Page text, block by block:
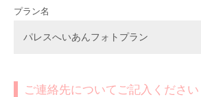
プラン名
パレスへいあんフォトプラン
ご連絡先についてご記入ください